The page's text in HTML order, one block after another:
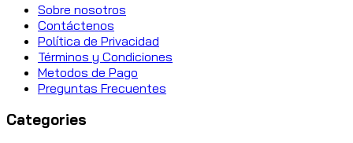
Sobre nosotros
Contáctenos
Política de Privacidad
Términos y Condiciones
Metodos de Pago
Preguntas Frecuentes
Categories